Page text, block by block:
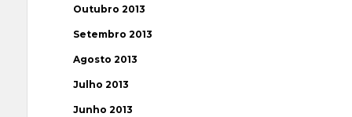
Outubro 2013
Setembro 2013
Agosto 2013
Julho 2013
Junho 2013